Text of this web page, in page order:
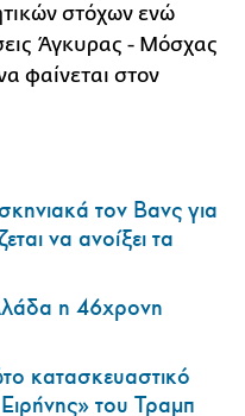
στόχων ενώ
Άγκυρας - Μόσχας
φαίνεται στον
τον Βανς για
να ανοίξει τα
η 46χρονη
κατασκευαστικό
του Τραμπ